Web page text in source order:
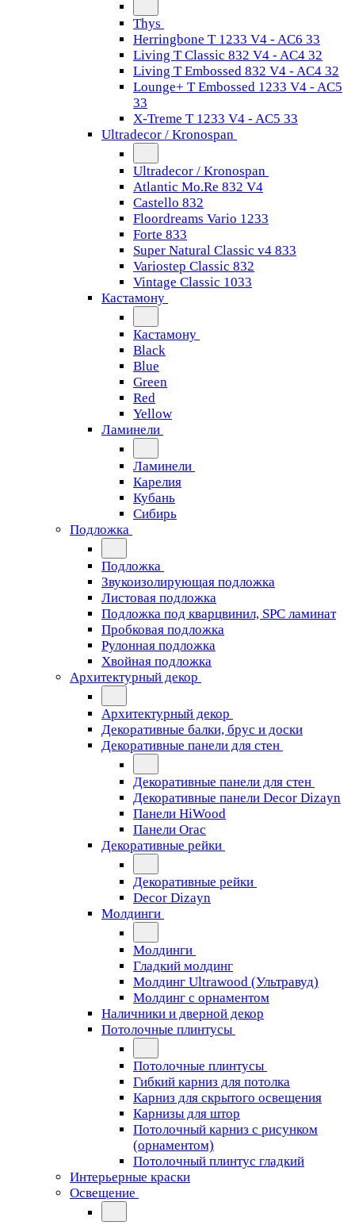
Thys
Herringbone T 1233 V4 - AC6 33
Living T Classic 832 V4 - AC4 32
Living T Embossed 832 V4 - AC4 32
Lounge+ T Embossed 1233 V4 - AC5
33
X-Treme T 1233 V4 - AC5 33
Ultradecor / Kronospan
Ultradecor / Kronospan
Atlantic Mo.Re 832 V4
Castello 832
Floordreams Vario 1233
Forte 833
Super Natural Classic v4 833
Variostep Classic 832
Vintage Classic 1033
Кастамону
Кастамону
Black
Blue
Green
Red
Yellow
Ламинели
Ламинели
Карелия
Кубань
Сибирь
Подложка
Подложка
Звукоизолирующая подложка
Листовая подложка
Подложка под кварцвинил, SPC ламинат
Пробковая подложка
Рулонная подложка
Хвойная подложка
Архитектурный декор
Архитектурный декор
Декоративные балки, брус и доски
Декоративные панели для стен
Декоративные панели для стен
Декоративные панели Decor Dizayn
Панели HiWood
Панели Orac
Декоративные рейки
Декоративные рейки
Decor Dizayn
Молдинги
Молдинги
Гладкий молдинг
Молдинг Ultrawood (Ультравуд)
Молдинг с орнаментом
Наличники и дверной декор
Потолочные плинтусы
Потолочные плинтусы
Гибкий карниз для потолка
Карниз для скрытого освещения
Карнизы для штор
Потолочный карниз с рисунком
(орнаментом)
Потолочный плинтус гладкий
Интерьерные краски
Освещение